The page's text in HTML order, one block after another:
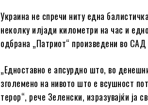
Украина не спречи ниту една
неколку илјади километри на час и
одбрана „Патриот“ произведени во
„Едноставно е апсурдно што, во
зголемено на нивото што е всушност
терор“, рече Зеленски, изразувајќи ја